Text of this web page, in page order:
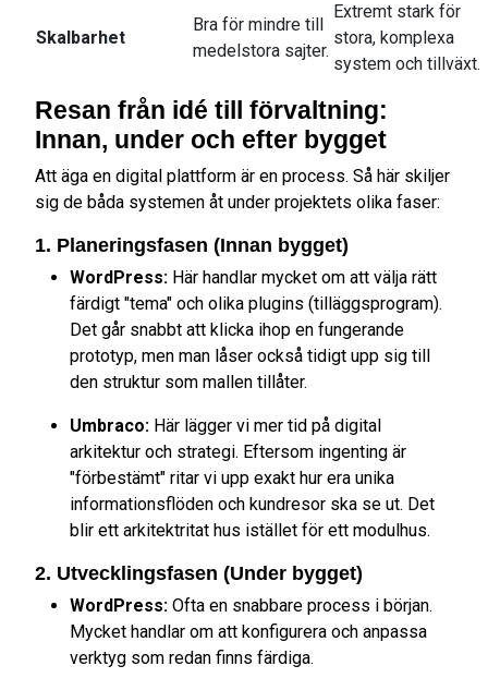
Skalbarhet
Bra för mindre till
medelstora sajter.
Extremt stark för
stora, komplexa
system och tillväxt.
Resan från idé till förvaltning:
Innan, under och efter bygget
Att äga en digital plattform är en process. Så här skiljer
sig de båda systemen åt under projektets olika faser:
1. Planeringsfasen (Innan bygget)
WordPress: Här handlar mycket om att välja rätt
färdigt "tema" och olika plugins (tilläggsprogram).
Det går snabbt att klicka ihop en fungerande
prototyp, men man låser också tidigt upp sig till
den struktur som mallen tillåter.
Umbraco: Här lägger vi mer tid på digital
arkitektur och strategi. Eftersom ingenting är
"förbestämt" ritar vi upp exakt hur era unika
informationsflöden och kundresor ska se ut. Det
blir ett arkitektritat hus istället för ett modulhus.
2. Utvecklingsfasen (Under bygget)
WordPress: Ofta en snabbare process i början.
Mycket handlar om att konfigurera och anpassa
verktyg som redan finns färdiga.